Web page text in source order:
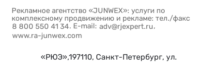
Рекламное агентство «JUNWEX»: услуги по
комплексному продвижению и рекламе: тел./факс
8 800 550 41 34. E-mail: adv@rjexpert.ru,
www.ra-junwex.com
«РЮЭ»,197110, Санкт-Петербург, ул.